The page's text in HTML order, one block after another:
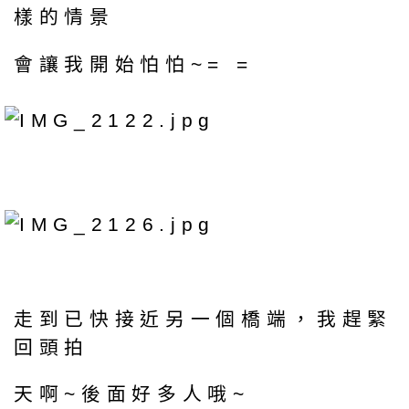
樣的情景
會讓我開始怕怕~= =
走到已快接近另一個橋端，我趕緊
回頭拍
天啊~後面好多人哦~